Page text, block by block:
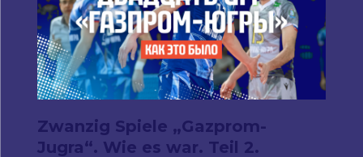
Zwanzig Spiele „Gazprom-
Jugra“. Wie es war. Teil 2.